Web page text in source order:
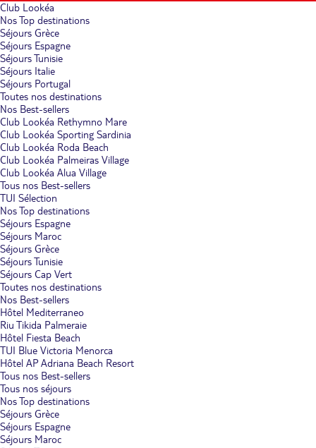
Club Lookéa
Nos Top destinations
Séjours Grèce
Séjours Espagne
Séjours Tunisie
Séjours Italie
Séjours Portugal
Toutes nos destinations
Nos Best-sellers
Club Lookéa Rethymno Mare
Club Lookéa Sporting Sardinia
Club Lookéa Roda Beach
Club Lookéa Palmeiras Village
Club Lookéa Alua Village
Tous nos Best-sellers
TUI Sélection
Nos Top destinations
Séjours Espagne
Séjours Maroc
Séjours Grèce
Séjours Tunisie
Séjours Cap Vert
Toutes nos destinations
Nos Best-sellers
Hôtel Mediterraneo
Riu Tikida Palmeraie
Hôtel Fiesta Beach
TUI Blue Victoria Menorca
Hôtel AP Adriana Beach Resort
Tous nos Best-sellers
Tous nos séjours
Nos Top destinations
Séjours Grèce
Séjours Espagne
Séjours Maroc